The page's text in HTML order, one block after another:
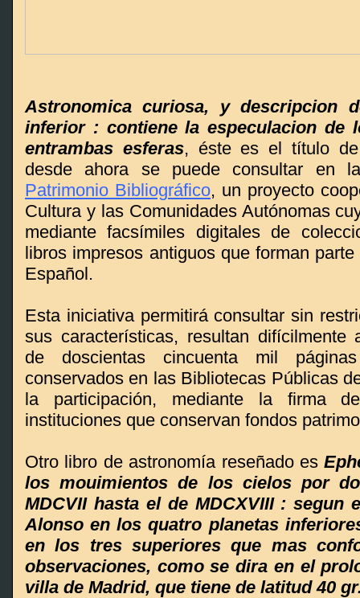
Astronomica curiosa, y descripcion
inferior : contiene la especulacion de
entrambas esferas, éste es el título
desde ahora se puede consultar en
Patrimonio Bibliográfico, un proyecto
Cultura y las Comunidades Autónomas
mediante facsímiles digitales de
libros impresos antiguos que forman
Español.
Esta iniciativa permitirá consultar sin
sus características, resultan difícilmente
de doscientas cincuenta mil
conservados en las Bibliotecas Públicas
la participación, mediante la firma
instituciones que conservan fondos
Otro libro de astronomía reseñado es
los mouimientos de los cielos por
MDCVII hasta el de MDCXVIII : segun
Alonso en los quatro planetas
en los tres superiores que mas
observaciones, como se dira en el
villa de Madrid, que tiene de latitud 40